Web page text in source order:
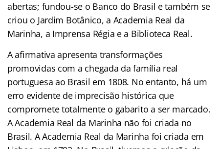
abertas; fundou-se o Banco do Brasil e também se
criou o Jardim Botânico, a Academia Real da
Marinha, a Imprensa Régia e a Biblioteca Real.
A afirmativa apresenta transformações
promovidas com a chegada da família real
portuguesa ao Brasil em 1808. No entanto, há um
erro evidente de imprecisão histórica que
compromete totalmente o gabarito a ser marcado.
A Academia Real da Marinha não foi criada no
Brasil. A Academia Real da Marinha foi criada em